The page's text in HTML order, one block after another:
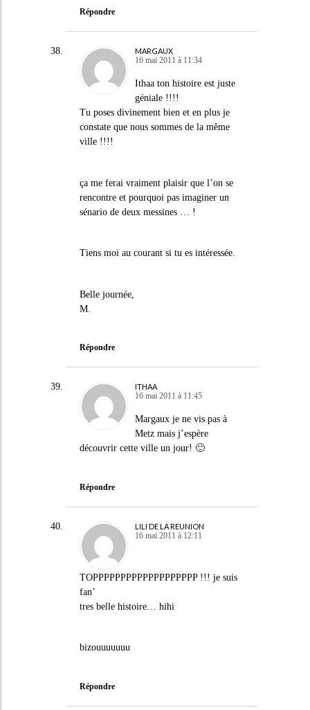
Répondre
MARGAUX
16 mai 2011 à 11:34
Ithaa ton histoire est juste
géniale !!!!
Tu poses divinement bien et en plus je
constate que nous sommes de la même
ville !!!!
ça me ferai vraiment plaisir que l’on se
rencontre et pourquoi pas imaginer un
sénario de deux messines … !
Tiens moi au courant si tu es intéressée.
Belle journée,
M.
Répondre
ITHAA
16 mai 2011 à 11:45
Margaux je ne vis pas à
Metz mais j’espère
découvrir cette ville un jour! 🙂
Répondre
LILI DE LA REUNION
16 mai 2011 à 12:11
TOPPPPPPPPPPPPPPPPPPP !!! je suis
fan’
tres belle histoire… hihi
bizouuuuuuu
Répondre